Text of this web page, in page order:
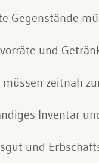
Gegenstände
und
zeitnah
Inventar
und